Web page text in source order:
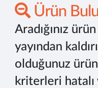
Ürün
Aradığınız
yayından
olduğunuz
kriterleri hatalı